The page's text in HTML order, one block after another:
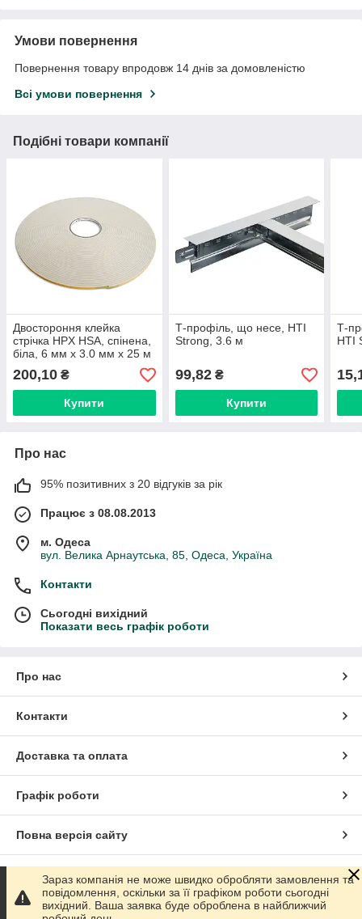
Умови повернення
Повернення товару впродовж 14 днів за домовленістю
Всі умови повернення
Подібні товари компанії
Двостороння клейка
стрічка HPX HSA, спінена,
біла, 6 мм х 3.0 мм х 25 м
200,10 ₴
Купити
Т-профіль, що несе, HTI
Strong, 3.6 м
99,82₴
Купити
Т-
HTI
Про нас
95% позитивних з 20 відгуків за рік
Працює з 08.08.2013
м. Одеса
вул. Велика Арнаутська, 85, Одеса, Україна
Контакти
Сьогодні вихідний
Показати весь графік роботи
Про нас
Контакти
Доставка та оплата
Графік роботи
Повна версія сайту
Сайт створено на маркетплейсіProm.ua
Політика конфіденційності
Зараз компанія не може швидко обробляти замовлення та
повідомлення, оскільки за її графіком роботи сьогодні
вихідний. Ваша заявка буде оброблена в найближчий